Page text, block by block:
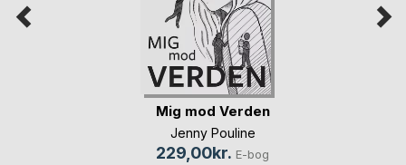
Mig mod Verden
Jenny Pouline
229,00kr. E-bog